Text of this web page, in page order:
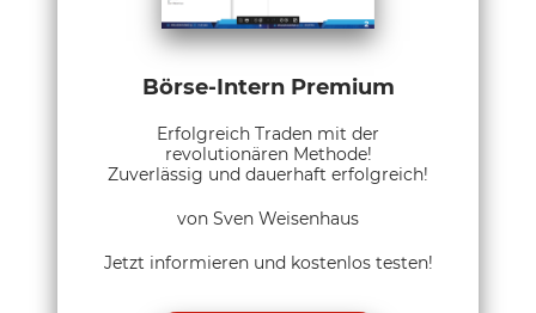
Börse-Intern Premium
Erfolgreich Traden mit der
revolutionären Methode!
Zuverlässig und dauerhaft erfolgreich!
von Sven Weisenhaus
Jetzt informieren und kostenlos testen!